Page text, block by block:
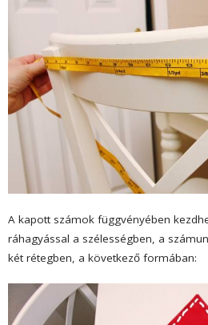
A kapott számok függvényében
ráhagyással a szélességben, a
két rétegben, a következő formában: